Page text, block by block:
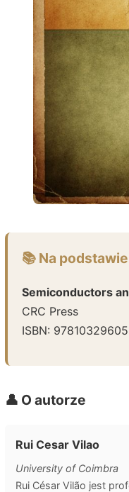
📚 Na podstawie
Semiconductors
CRC Press
ISBN:
👤 O autorze
Rui Cesar Vilao
University of Coimbra
Rui César Vilão jest